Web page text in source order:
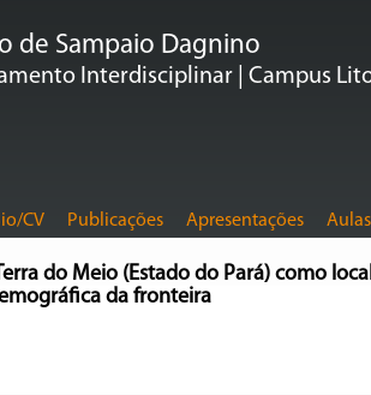
de Sampaio Dagnino
Interdisciplinar | Campus
CV Publicações Apresentações Aulas
do Meio (Estado do Pará) como local
da fronteira